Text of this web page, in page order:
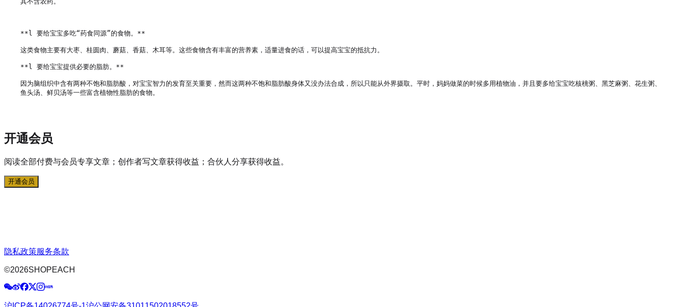
**l 要给宝宝多吃“药食同源”的食物。**
这类食物主要有大枣、桂圆肉、蘑菇、香菇、木耳等。这些食物含有丰富的营养素，适量进食的话，可以提高宝宝的抵抗力。
**l 要给宝宝提供必要的脂肪。**
因为脑组织中含有两种不饱和脂肪酸，对宝宝智力的发育至关重要，然而这两种不饱和脂肪酸身体又没办法合成，所以只能从外界摄取。平时，妈妈做菜的时候多用植物油，并且要多给宝宝吃核桃粥、黑芝麻粥、花生粥、
开通会员
阅读全部付费与会员专享文章；创作者写文章获得收益；合伙人分享获得收益。
开通会员
隐私政策服务条款
©2026SHOPEACH